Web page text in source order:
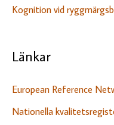
Kognition vid
Länkar
European Reference
Nationella